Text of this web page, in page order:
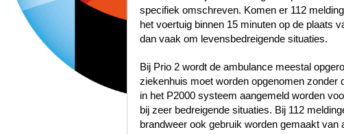
specifiek omschreven. Komen er 112
het voertuig binnen 15 minuten op de plaats
dan vaak om levensbedreigende situaties.
Bij Prio 2 wordt de ambulance meestal
ziekenhuis moet worden opgenomen zonder
in het P2000 systeem aangemeld worden
bij zeer bedreigende situaties. Bij 112
brandweer ook gebruik worden gemaakt